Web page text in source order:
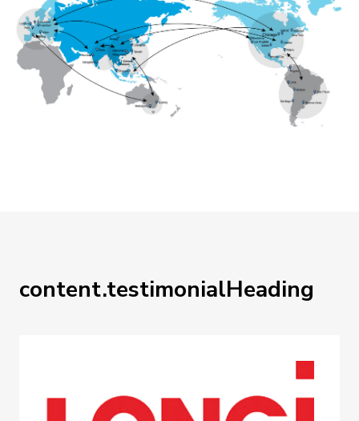
content.testimonialHeading